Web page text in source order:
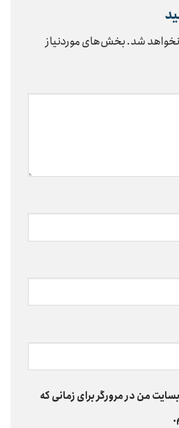
شد.بخش‌های موردنیاز
من در مرورگر برای زمانی که